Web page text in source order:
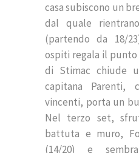
casa subiscono un
dal quale
(partendo da 18/
ospiti regala il punto
di Stimac chiude
capitana Parenti,
vincenti, porta un
Nel terzo set,
battuta e muro,
(14/20) e